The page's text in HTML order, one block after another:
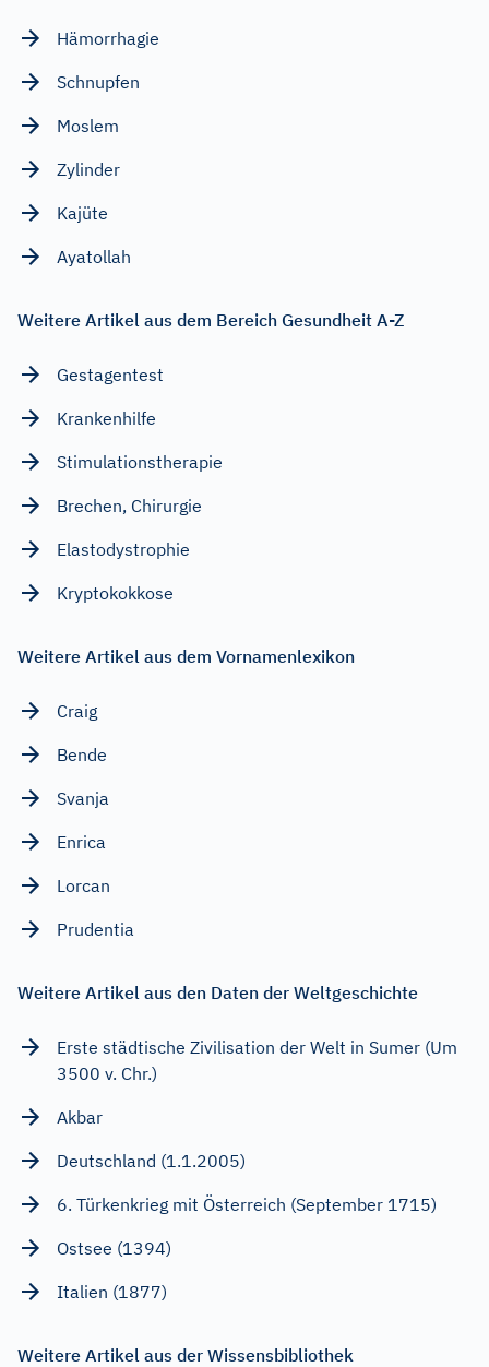
Hämorrhagie
Schnupfen
Moslem
Zylinder
Kajüte
Ayatollah
Weitere Artikel aus dem Bereich Gesundheit A-Z
Gestagentest
Krankenhilfe
Stimulationstherapie
Brechen, Chirurgie
Elastodystrophie
Kryptokokkose
Weitere Artikel aus dem Vornamenlexikon
Craig
Bende
Svanja
Enrica
Lorcan
Prudentia
Weitere Artikel aus den Daten der Weltgeschichte
Erste städtische Zivilisation der Welt in Sumer (Um
3500 v. Chr.)
Akbar
Deutschland (1.1.2005)
6. Türkenkrieg mit Österreich (September 1715)
Ostsee (1394)
Italien (1877)
Weitere Artikel aus der Wissensbibliothek